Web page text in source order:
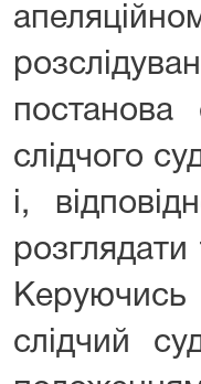
слідчого
і,
слідчий